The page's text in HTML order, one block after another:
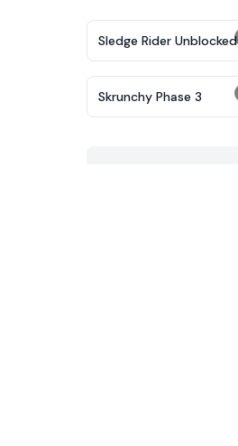
Sledge Rider Unblocked
Skrunchy Phase 3